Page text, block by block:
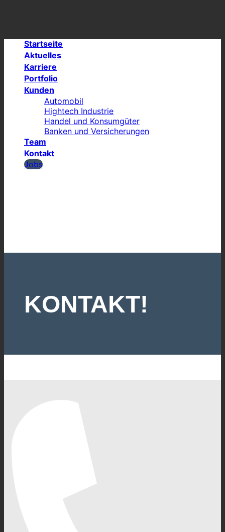
Startseite
Aktuelles
Karriere
Portfolio
Kunden
Automobil
Hightech Industrie
Handel und Konsumgüter
Banken und Versicherungen
Team
Kontakt
Jobs
KONTAKT!